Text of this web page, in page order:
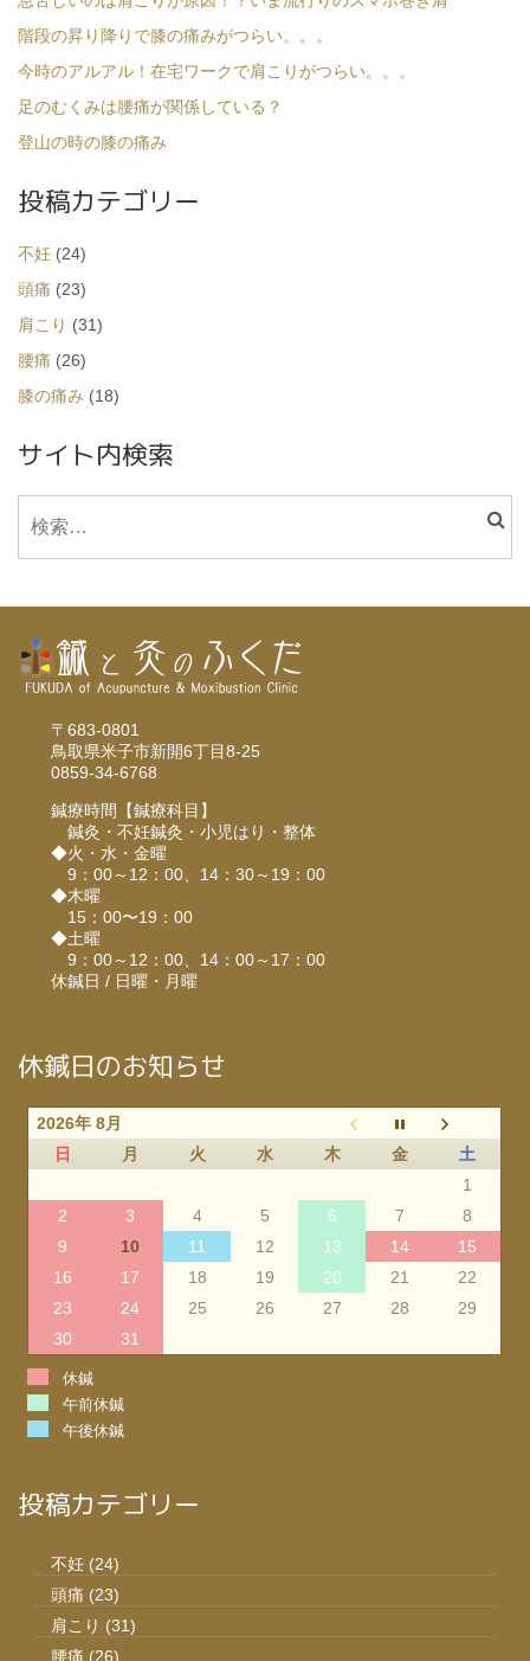
階段の昇り降りで膝の痛みがつらい。。。
今時のアルアル！在宅ワークで肩こりがつらい。。。
足のむくみは腰痛が関係している？
登山の時の膝の痛み
投稿カテゴリー
不妊 (24)
頭痛 (23)
肩こり (31)
腰痛 (26)
膝の痛み (18)
サイト内検索
索:
〒683-0801
鳥取県米子市新開6丁目8-25
0859-34-6768
鍼療時間【鍼療科目】
鍼灸・不妊鍼灸・小児はり・整体
◆火・水・金曜
9：00～12：00、14：30～19：00
◆木曜
15：00〜19：00
◆土曜
9：00～12：00、14：00～17：00
休鍼日 / 日曜・月曜
休鍼日のお知らせ
2026年 8月
日
月 火 水 木 金
土
1
2
3 4 5 6 7
8
9
10 11 12 13 14
15
16
17 18 19 20 21
22
23
24 25 26 27 28
29
30
31
休鍼
午前休鍼
午後休鍼
投稿カテゴリー
不妊 (24)
頭痛 (23)
肩こり (31)
腰痛 (26)